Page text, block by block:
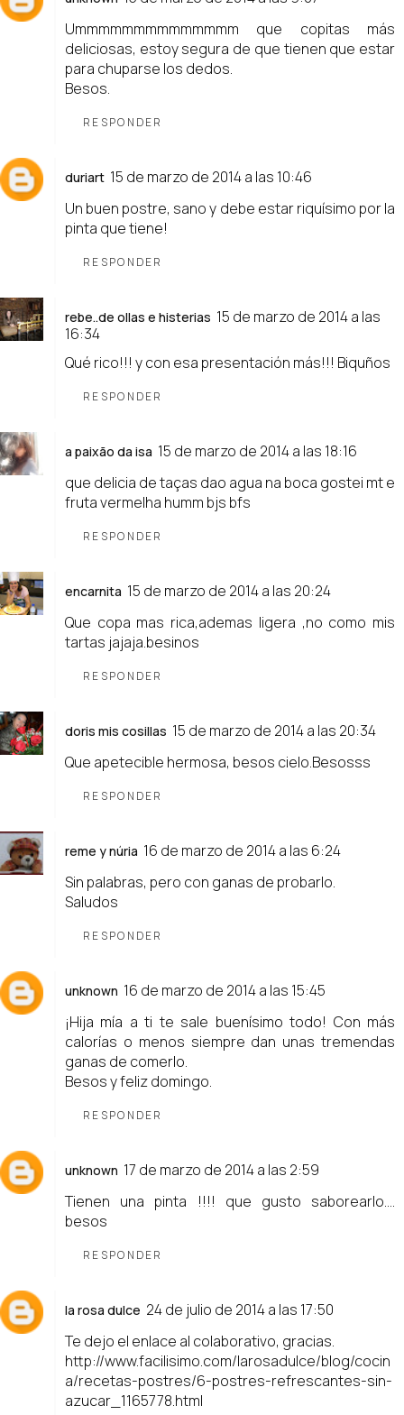
Ummmmmmmmmmmmmm que copitas más
deliciosas, estoy segura de que tienen que estar
para chuparse los dedos.
Besos.
RESPONDER
duriart 15 de marzo de 2014 a las 10:46
Un buen postre, sano y debe estar riquísimo por la
pinta que tiene!
RESPONDER
rebe..de ollas e histerias 15 de marzo de 2014 a las
16:34
Qué rico!!! y con esa presentación más!!! Biquños
RESPONDER
a paixão da isa 15 de marzo de 2014 a las 18:16
que delicia de taças dao agua na boca gostei mt e
fruta vermelha humm bjs bfs
RESPONDER
encarnita 15 de marzo de 2014 a las 20:24
Que copa mas rica,ademas ligera ,no como mis
tartas jajaja.besinos
RESPONDER
doris mis cosillas 15 de marzo de 2014 a las 20:34
Que apetecible hermosa, besos cielo.Besosss
RESPONDER
reme y núria 16 de marzo de 2014 a las 6:24
Sin palabras, pero con ganas de probarlo.
Saludos
RESPONDER
unknown 16 de marzo de 2014 a las 15:45
¡Hija mía a ti te sale buenísimo todo! Con más
calorías o menos siempre dan unas tremendas
ganas de comerlo.
Besos y feliz domingo.
RESPONDER
unknown 17 de marzo de 2014 a las 2:59
Tienen una pinta !!!! que gusto saborearlo....
besos
RESPONDER
la rosa dulce 24 de julio de 2014 a las 17:50
Te dejo el enlace al colaborativo, gracias.
http://www.facilisimo.com/larosadulce/blog/cocin
a/recetas-postres/6-postres-refrescantes-sin-
azucar_1165778.html